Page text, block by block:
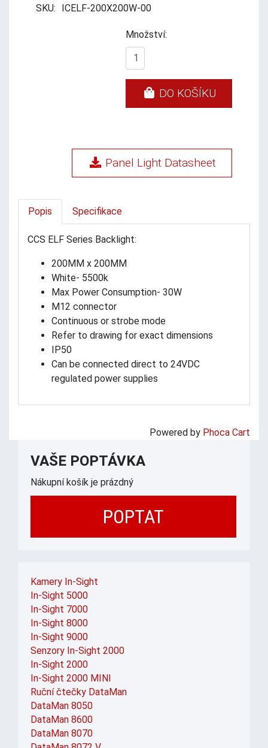
SKU: ICELF-200X200W-00
Množství:
DO KOŠÍKU
Panel Light Datasheet
Popis Specifikace
CCS ELF Series Backlight:
200MM x 200MM
White- 5500k
Max Power Consumption- 30W
M12 connector
Continuous or strobe mode
Refer to drawing for exact dimensions
IP50
Can be connected direct to 24VDC
regulated power supplies
Powered by Phoca Cart
VAŠE POPTÁVKA
Nákupní košík je prázdný
POPTAT
Kamery In-Sight
In-Sight 5000
In-Sight 7000
In-Sight 8000
In-Sight 9000
Senzory In-Sight 2000
In-Sight 2000
In-Sight 2000 MINI
Ruční čtečky DataMan
DataMan 8050
DataMan 8600
DataMan 8070